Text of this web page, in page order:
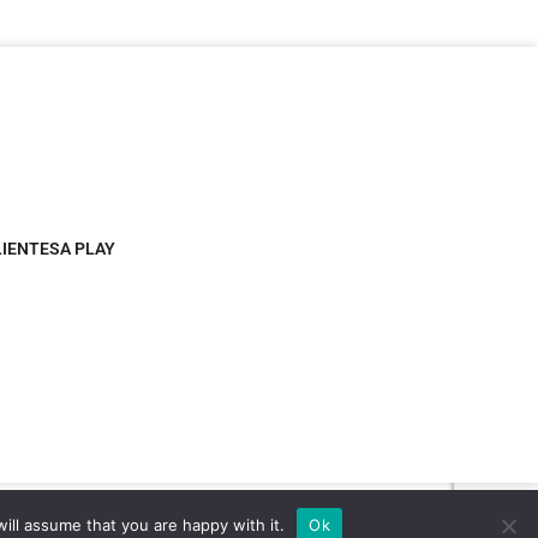
PLAY
assume that you are happy with it. Ok